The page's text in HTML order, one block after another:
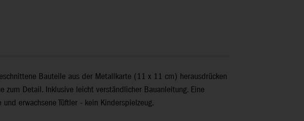
Bauteile aus der Metallkarte (11 x 11 cm) herausdrücken
zum Detail. Inklusive leicht verständlicher Bauanleitung. Eine
erwachsene Tüftler - kein Kinderspielzeug.